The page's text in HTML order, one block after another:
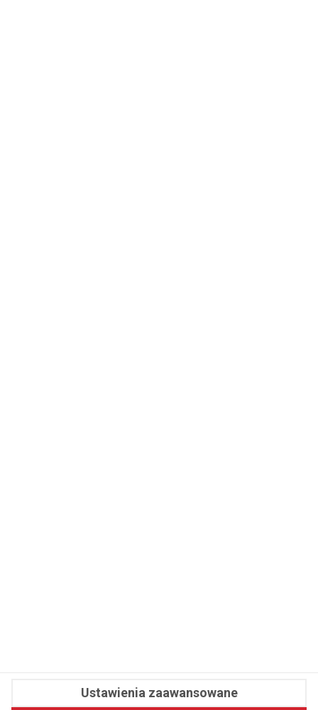
Fit.pl © 2026 Wszystkie prawa zastrzeżone.
Ustawienia zaawansowane